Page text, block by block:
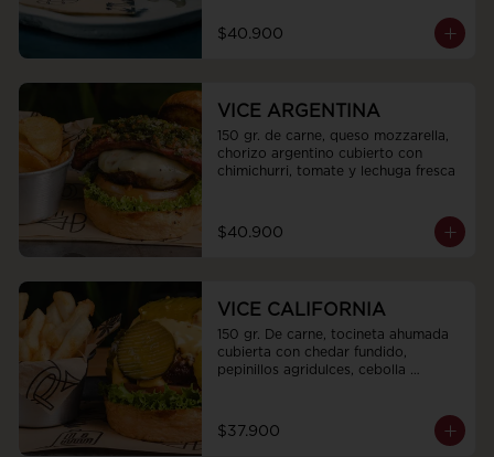
salsa Stiker.
$40.900
VICE ARGENTINA
150 gr. de carne, queso mozzarella,
chorizo argentino cubierto con
chimichurri, tomate y lechuga fresca
$40.900
VICE CALIFORNIA
150 gr. De carne, tocineta ahumada
cubierta con chedar fundido,
pepinillos agridulces, cebolla
$37.900